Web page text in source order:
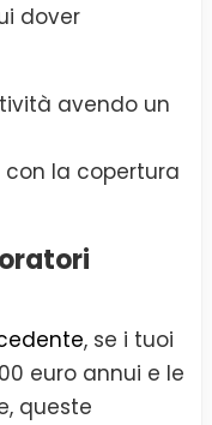
dover
avendo un
la copertura
, se i tuoi
euro annui e le
queste